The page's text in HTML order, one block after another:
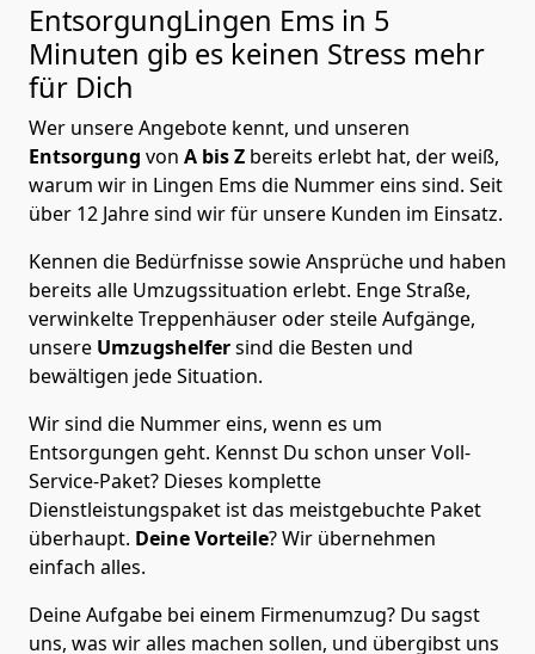
EntsorgungLingen Ems in 5
Minuten gib es keinen Stress mehr
für Dich
Wer unsere Angebote kennt, und unseren
Entsorgung von A bis Z bereits erlebt hat, der weiß,
warum wir in Lingen Ems die Nummer eins sind. Seit
über 12 Jahre sind wir für unsere Kunden im Einsatz.
Kennen die Bedürfnisse sowie Ansprüche und haben
bereits alle Umzugssituation erlebt. Enge Straße,
verwinkelte Treppenhäuser oder steile Aufgänge,
unsere Umzugshelfersind die Besten und
bewältigen jede Situation.
Wir sind die Nummer eins, wenn es um
Entsorgungen geht. Kennst Du schon unser Voll-
Service-Paket? Dieses komplette
Dienstleistungspaket ist das meistgebuchte Paket
überhaupt. Deine Vorteile? Wir übernehmen
einfach alles.
Deine Aufgabe bei einem Firmenumzug? Du sagst
uns, was wir alles machen sollen, und übergibst uns